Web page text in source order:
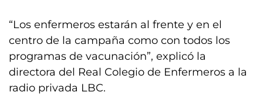
“Los enfermeros estarán al frente y en el
centro de la campaña como con todos los
programas de vacunación”, explicó la
directora del Real Colegio de Enfermeros a la
radio privada LBC.